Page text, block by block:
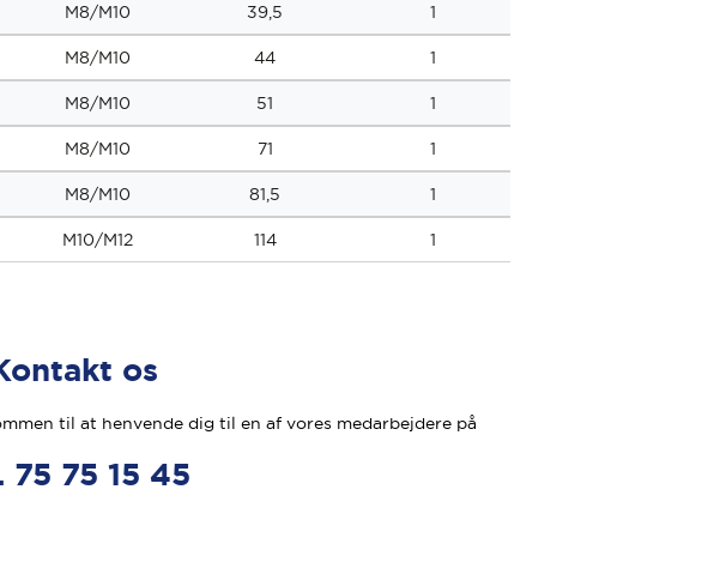
M8/M10 39,5 1
M8/M10 44 1
M8/M10 51 1
M8/M10 71 1
M8/M10 81,5 1
M10/M12 114 1
os
til at henvende dig til en af vores medarbejdere på
75 75 15 45